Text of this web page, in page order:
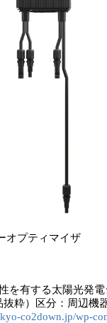
オプティマイザ
を有する太陽光発
抜粋）区分：周辺
co2down.jp/wp-